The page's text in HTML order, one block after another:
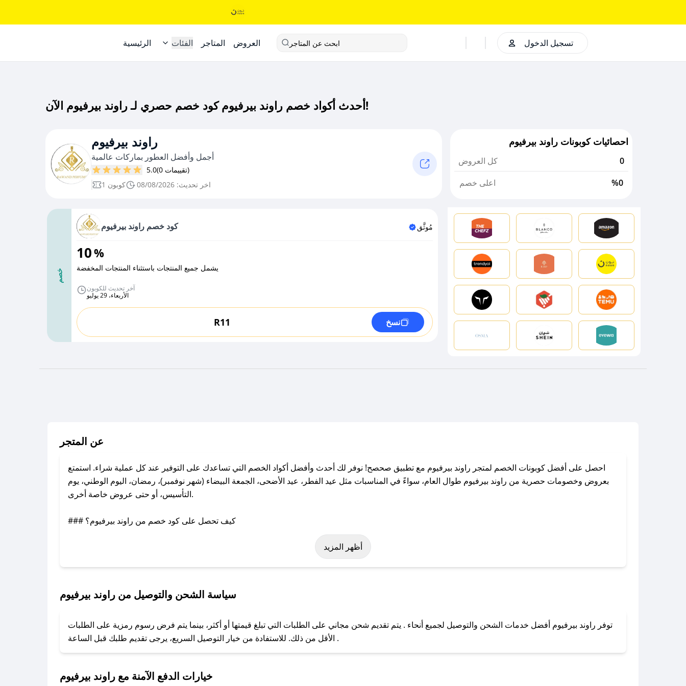
الرئيسية الفئات المتاجر العروض ابحث عن المتاجر تسجيل الدخول
أحدث أكواد خصم راوند بيرفيوم كود خصم حصري لـ راوند بيرفيوم الآن!
راوند بيرفيوم
أجمل وأفضل العطور بماركات عالمية
5.0
(0 تقييمات)
1 كوبون
اخر تحديث: 08/08/2026
احصائيات كوبونات راوند بيرفيوم
كل العروض
0
اعلى خصم
%0
خصم
كود خصم راوند بيرفيوم مُوثَّق
10%
يشمل جميع المنتجات باستثناء المنتجات المخفضة
آخر تحديث للكوبون
الأربعاء، 29 يوليو
R11 نسخ
عن المتجر
احصل على أفضل كوبونات الخصم لمتجر راوند بيرفيوم مع تطبيق صحصح! نوفر لك أحدث وأفضل أكواد الخصم التي تساعدك على التوفير عند كل عملية شراء. استمتع
بعروض وخصومات حصرية من راوند بيرفيوم طوال العام، سواءً في المناسبات مثل عيد الفطر، عيد الأضحى، الجمعة البيضاء (شهر نوفمبر)، رمضان، اليوم الوطني، يوم
التأسيس، أو حتى عروض خاصة أخرى.
### كيف تحصل على كود خصم من راوند بيرفيوم؟
باستخدام تطبيق صحصح، يمكنك العثور بسهولة على كود خصم راوند بيرفيوم. وفي حال عدم توفر الكوبون، تواصل معنا عبر تويتر أو البريد الإلكتروني لإضافته بسرعة.
لا تقلق! يمكنك التواصل مع فريق دعم صحصح عبر الرسائل الخاصة على تويتر أو البريد الإلكتروني، وسنقوم بحل المشكلة في أسرع وقت ممكن.
### ماذا أفعل إذا لم أجد كود خصم لمتجري المفضل؟
أظهر المزيد
سياسة الشحن والتوصيل من راوند بيرفيوم
توفر راوند بيرفيوم أفضل خدمات الشحن والتوصيل لجميع أنحاء . يتم تقديم شحن مجاني على الطلبات التي تبلغ قيمتها أو أكثر، بينما يتم فرض رسوم رمزية على الطلبات
الأقل من ذلك. للاستفادة من خيار التوصيل السريع، يرجى تقديم طلبك قبل الساعة .
خيارات الدفع الآمنة مع راوند بيرفيوم